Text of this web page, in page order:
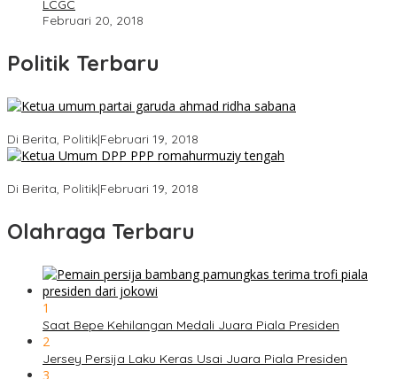
LCGC
Februari 20, 2018
Politik Terbaru
Di Berita, Politik|Februari 19, 2018
Di Berita, Politik|Februari 19, 2018
Olahraga Terbaru
1
Saat Bepe Kehilangan Medali Juara Piala Presiden
2
Jersey Persija Laku Keras Usai Juara Piala Presiden
3